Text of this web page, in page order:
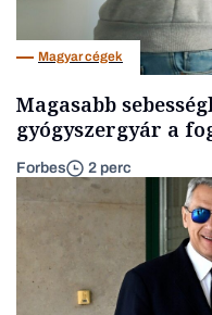
Magyar cégek
Magasabb
gyógyszergyár a
Forbes 2 perc